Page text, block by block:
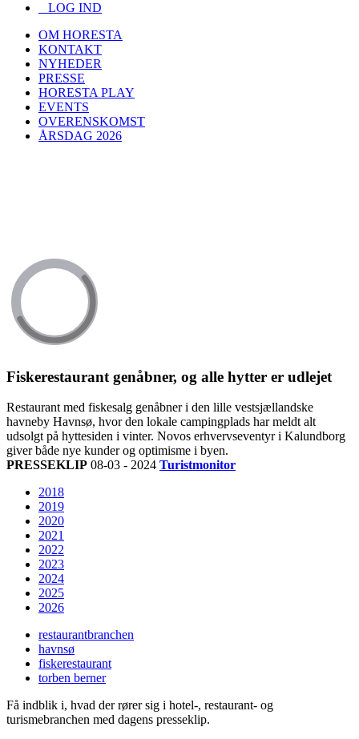
LOG IND
OM HORESTA
KONTAKT
NYHEDER
PRESSE
HORESTA PLAY
EVENTS
OVERENSKOMST
ÅRSDAG 2026
Fiskerestaurant genåbner, og alle hytter er udlejet
Restaurant med fiskesalg genåbner i den lille vestsjællandske
havneby Havnsø, hvor den lokale campingplads har meldt alt
udsolgt på hyttesiden i vinter. Novos erhvervseventyr i Kalundborg
giver både nye kunder og optimisme i byen.
PRESSEKLIP 08-03 - 2024 Turistmonitor
2018
2019
2020
2021
2022
2023
2024
2025
2026
restaurantbranchen
havnsø
fiskerestaurant
torben berner
Få indblik i, hvad der rører sig i hotel-, restaurant- og
turismebranchen med dagens presseklip.